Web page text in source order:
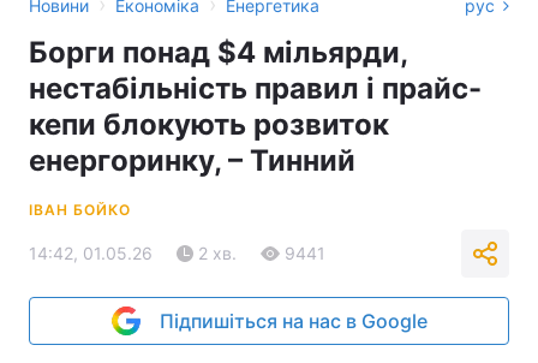
Новини Економіка Енергетика рус
Борги понад $4 мільярди,
нестабільність правил і прайс-
кепи блокують розвиток
енергоринку, – Тинний
ІВАН БОЙКО
14:42, 01.05.26 2 хв. 9441
Підпишіться на нас в Google